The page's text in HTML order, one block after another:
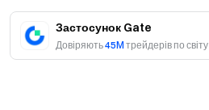
Застосунок Gate
Довіряють45M трейдерів по світу